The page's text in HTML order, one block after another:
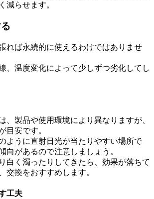
減らせます。
れば永続的に使えるわけではありませ
、温度変化によって少しずつ劣化してし
、製品や使用環境により異なりますが、
目安です。
ように直射日光が当たりやすい場所で
向があるので注意しましょう。
白く濁ったりしてきたら、効果が落ちて
交換をおすすめします。
工夫